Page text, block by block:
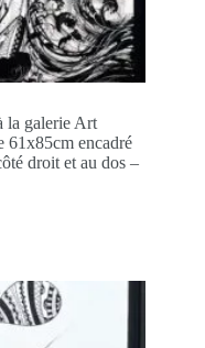
la galerie Art
61x85cm encadré
droit et au dos –